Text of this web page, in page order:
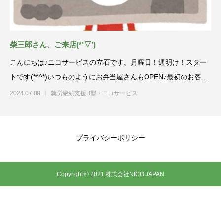
柴三郎さん、ご来店(*’▽’)
こんにちは♪ニコサービスの立石です。月曜日！週明け！スター
トです(*^^*)いつものようにお弁当屋さんもOPEN♪最初のお客様
は
2024.07.08 就労継続支援B型・ニコサービス
プライバシーポリシー
Copyright © 2021 株式会社NICO JAPAN